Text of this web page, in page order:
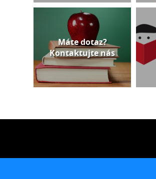
Máte dotaz?
Kontaktujte nás